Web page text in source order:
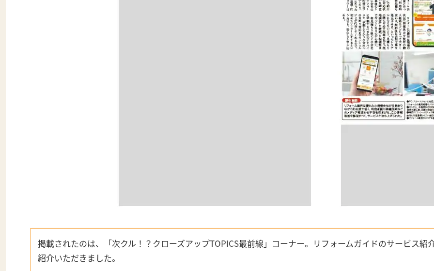
掲載されたのは、「次クル！？クローズアップTOPICS最前線」コーナー。リフォームガイドのサービス
紹介いただきました。